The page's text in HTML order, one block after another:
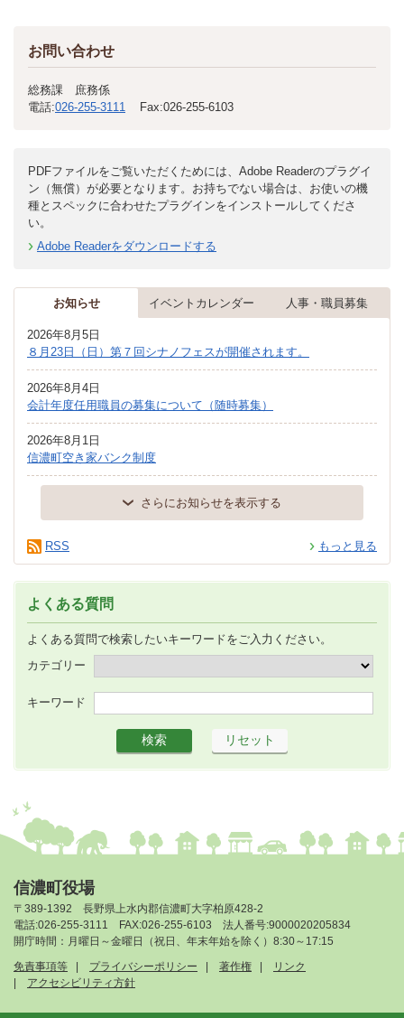
お問い合わせ
総務課 庶務係
電話:026-255-3111 Fax:026-255-6103
PDFファイルをご覧いただくためには、Adobe Readerのプラグイ
ン（無償）が必要となります。お持ちでない場合は、お使いの機
種とスペックに合わせたプラグインをインストールしてくださ
い。
Adobe Readerをダウンロードする
お知らせ イベントカレンダー 人事・職員募集
2026年8月5日
８月23日（日）第７回シナノフェスが開催されます。
2026年8月4日
会計年度任用職員の募集について（随時募集）
2026年8月1日
信濃町空き家バンク制度
さらにお知らせを表示する
もっと見る
RSS
よくある質問
よくある質問で検索したいキーワードをご入力ください。
カテゴリー
キーワード
信濃町役場
〒389-1392 長野県上水内郡信濃町大字柏原428-2
電話:026-255-3111 FAX:026-255-6103 法人番号:9000020205834
開庁時間：月曜日～金曜日（祝日、年末年始を除く）8:30～17:15
免責事項等
プライバシーポリシー 著作権
リンク
アクセシビリティ方針